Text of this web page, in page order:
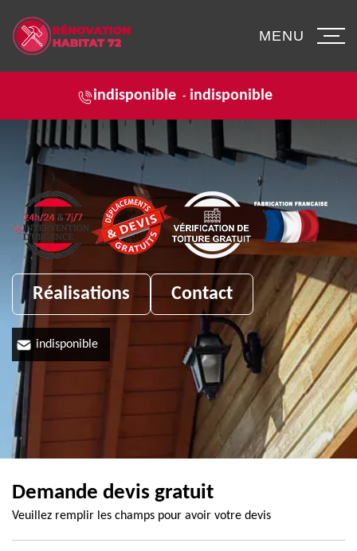
indisponible - indisponible
MENU
Réalisations Contact
indisponible
Demande devis gratuit
Veuillez remplir les champs pour avoir votre devis